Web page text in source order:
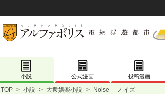
小説 公式漫画 投稿漫画
TOP > 小説 > 大衆娯楽小説 > Noise —ノイズ—